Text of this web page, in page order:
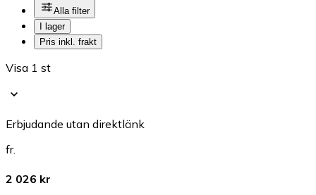
Alla filter
I lager
Pris inkl. frakt
Visa 1 st
Erbjudande utan direktlänk
fr.
2 026 kr